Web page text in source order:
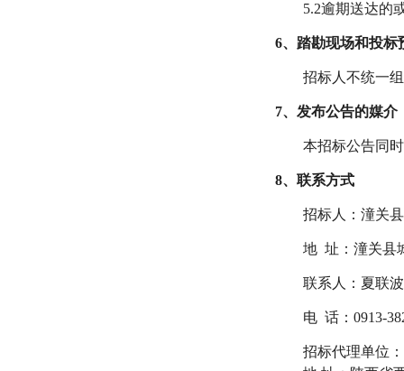
5.2逾期送达的
6、踏勘现场和投标
招标人不统一
7、发布公告的媒介
本招标公告同
8、联系方式
招标人：潼关
地 址：潼关县
联系人：夏联波
电 话：0913-
招标代理单位 ：